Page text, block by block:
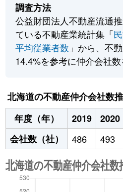
調査方法
公益財団法人不動産流通
ている不動産業統計集「
平均従業者数 」から、不
14.4%を参考に仲介会社数
北海道の不動産仲介会社数
年度（年）
2019 2020
会社数（社）
486 493